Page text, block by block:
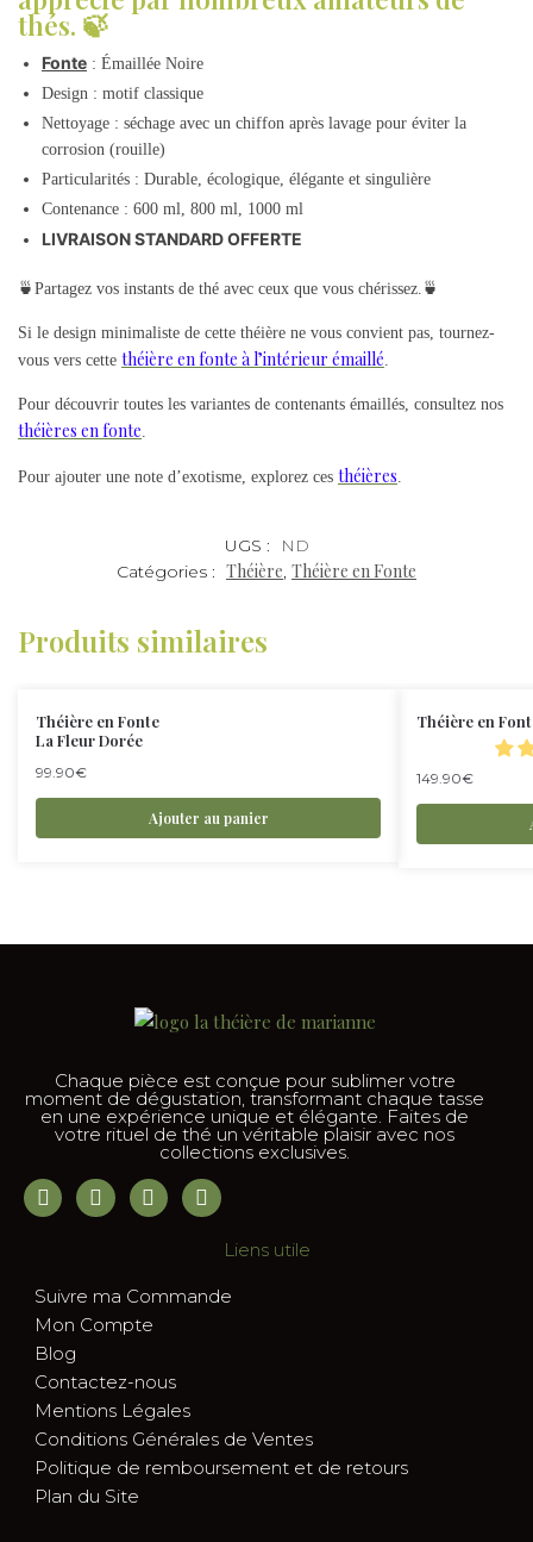
thés. 🍃
Fonte : Émaillée Noire
Design : motif classique
Nettoyage : séchage avec un chiffon après lavage pour éviter la
corrosion (rouille)
Particularités : Durable, écologique, élégante et singulière
Contenance : 600 ml, 800 ml, 1000 ml
LIVRAISON STANDARD OFFERTE
🍵Partagez vos instants de thé avec ceux que vous chérissez.🍵
Si le design minimaliste de cette théière ne vous convient pas, tournez-
vous vers cette théière en fonte à l’intérieur émaillé.
Pour découvrir toutes les variantes de contenants émaillés, consultez nos
théières en fonte.
Pour ajouter une note d’exotisme, explorez ces théières.
UGS :
ND
Catégories : Théière, Théière en Fonte
Produits similaires
Théière en Fonte
La Fleur Dorée
99.90€
Ajouter au panier
Théière en
149.90€
Chaque pièce est conçue pour sublimer votre
moment de dégustation, transformant chaque tasse
en une expérience unique et élégante. Faites de
votre rituel de thé un véritable plaisir avec nos
collections exclusives.
Liens utile
Suivre ma Commande
Mon Compte
Blog
Contactez-nous
Mentions Légales
Conditions Générales de Ventes
Politique de remboursement et de retours
Plan du Site